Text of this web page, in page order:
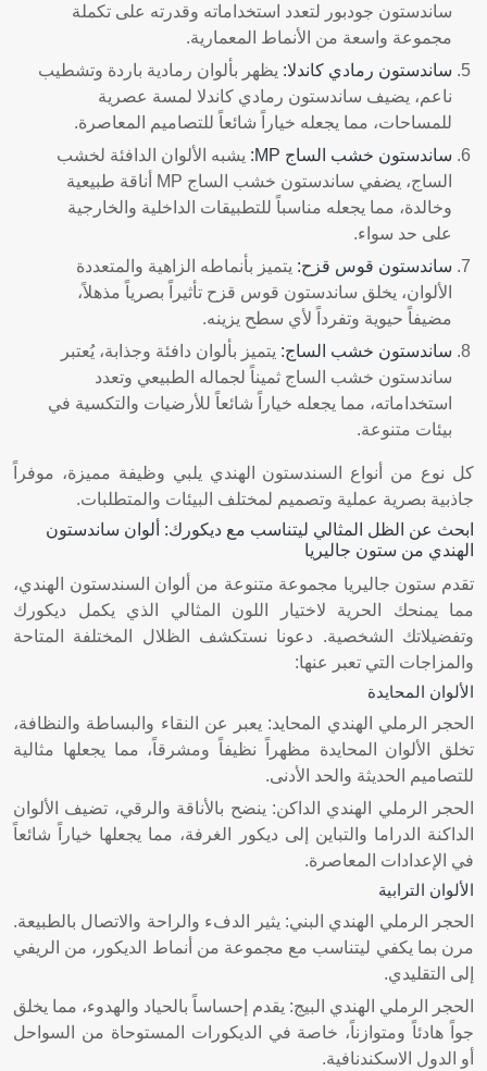
ساندستون جودبور لتعدد استخداماته وقدرته على تكملة
مجموعة واسعة من الأنماط المعمارية.
ساندستون رمادي كاندلا: يظهر بألوان رمادية باردة وتشطيب
ناعم، يضيف ساندستون رمادي كاندلا لمسة عصرية
للمساحات، مما يجعله خياراً شائعاً للتصاميم المعاصرة.
ساندستون خشب الساج MP
: يشبه الألوان الدافئة لخشب
الساج، يضفي ساندستون خشب الساج MP أناقة طبيعية
وخالدة، مما يجعله مناسباً للتطبيقات الداخلية والخارجية
على حد سواء.
ساندستون قوس قزح: يتميز بأنماطه الزاهية والمتعددة
الألوان، يخلق ساندستون قوس قزح تأثيراً بصرياً مذهلاً،
مضيفاً حيوية وتفرداً لأي سطح يزينه.
ساندستون خشب الساج: يتميز بألوان دافئة وجذابة، يُعتبر
ساندستون خشب الساج ثميناً لجماله الطبيعي وتعدد
استخداماته، مما يجعله خياراً شائعاً للأرضيات والتكسية في
بيئات متنوعة.
كل نوع من أنواع السندستون الهندي يلبي وظيفة مميزة، موفراً
جاذبية بصرية عملية وتصميم لمختلف البيئات والمتطلبات.
ابحث عن الظل المثالي ليتناسب مع ديكورك: ألوان ساندستون
الهندي من ستون جاليريا
تقدم ستون جاليريا مجموعة متنوعة من ألوان السندستون الهندي،
مما يمنحك الحرية لاختيار اللون المثالي الذي يكمل ديكورك
وتفضيلاتك الشخصية. دعونا نستكشف الظلال المختلفة المتاحة
والمزاجات التي تعبر عنها:
الألوان المحايدة
الحجر الرملي الهندي المحايد: يعبر عن النقاء والبساطة والنظافة،
تخلق الألوان المحايدة مظهراً نظيفاً ومشرقاً، مما يجعلها مثالية
للتصاميم الحديثة والحد الأدنى.
الحجر الرملي الهندي الداكن: ينضح بالأناقة والرقي، تضيف الألوان
الداكنة الدراما والتباين إلى ديكور الغرفة، مما يجعلها خياراً شائعاً
في الإعدادات المعاصرة.
الألوان الترابية
الحجر الرملي الهندي البني: يثير الدفء والراحة والاتصال بالطبيعة.
مرن بما يكفي ليتناسب مع مجموعة من أنماط الديكور، من الريفي
إلى التقليدي.
الحجر الرملي الهندي البيج: يقدم إحساساً بالحياد والهدوء، مما يخلق
جواً هادئاً ومتوازناً، خاصة في الديكورات المستوحاة من السواحل
أو الدول الاسكندنافية.